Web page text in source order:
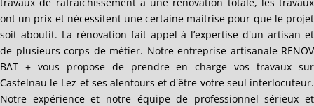
ont un prix et nécessitent une certaine maitrise pour que le projet
soit aboutit. La rénovation fait appel à l’expertise d'un artisan et
de plusieurs corps de métier. Notre entreprise artisanale RENOV
BAT + vous propose de prendre en charge vos travaux sur
Castelnau le Lez et ses alentours et d'être votre seul interlocuteur.
Notre expérience et notre équipe de professionnel sérieux et